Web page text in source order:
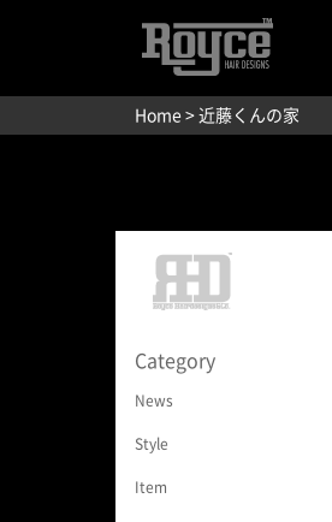
Home > 近藤くんの家
Category
News
Style
Item